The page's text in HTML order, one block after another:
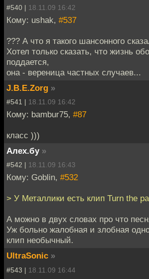
#540 | 18.11.09 16:42
Кому: ushak, #537
??? А что я такого шансонного
Хотел только сказать, что жизнь
поддается,
она - вереница частных случаев...
J.B.E.Zorg »
#541 | 18.11.09 16:42
Кому: bambur75, #87
класс )))
Алех.бу »
#542 | 18.11.09 16:43
Кому: Goblin, #532
> У Металлики есть клип Turn the
А можно в двух словах про что
Уж больно жалобная и злобная
клип необычный.
UltraSonic »
#543 | 18.11.09 16:44